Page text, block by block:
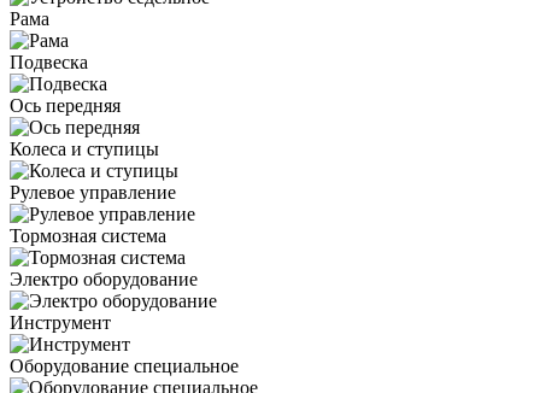
Рама
Подвеска
Ось передняя
Колеса и ступицы
Рулевое управление
Тормозная система
Электро оборудование
Инструмент
Оборудование специальное